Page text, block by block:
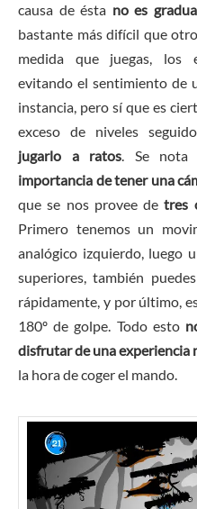
causa de ésta no es
bastante más difícil que
medida que juegas, los
evitando el sentimiento de
instancia, pero sí que es
exceso de niveles
jugarlo a ratos. Se nota
importancia de tener una
que se nos provee detres
Primero tenemos un
analógico izquierdo, luego
superiores, también
rápidamente, y por último,
180º de golpe. Todo esto
disfrutar de una experiencia
la hora de coger el mando.